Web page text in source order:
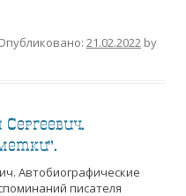
21.02.2022 by
Автобиографические
писателя